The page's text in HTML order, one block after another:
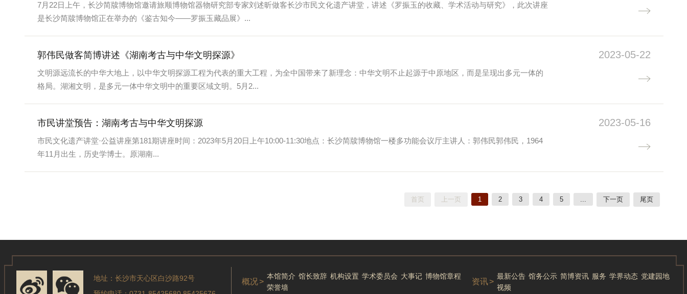
7月22日上午，长沙简牍博物馆邀请旅顺博物馆器物研究部专家刘述昕做客长沙市民文化遗产讲堂，讲述《罗振玉的收藏、学术活动与研究》，此次讲座
是长沙简牍博物馆正在举办的《鉴古知今——罗振玉藏品展》...
郭伟民做客简博讲述《湖南考古与中华文明探源》
文明源远流长的中华大地上，以中华文明探源工程为代表的重大工程，为全中国带来了新理念：中华文明不止起源于中原地区，而是呈现出多元一体的
格局。湖湘文明，是多元一体中华文明中的重要区域文明。5月2...
2023-05-22
市民讲堂预告：湖南考古与中华文明探源
市民文化遗产讲堂·公益讲座第181期讲座时间：2023年5月20日上午10:00-11:30地点：长沙简牍博物馆一楼多功能会议厅主讲人：郭伟民郭伟民，1964
年11月出生，历史学博士。原湖南...
2023-05-16
首页 上一页 1 2 3 4 5 ... 下一页 尾页
地址：长沙市天心区白沙路92号
概况 >
本馆简介 馆长致辞 机构设置 学术委员会 大事记 博物馆章程
荣誉墙
资讯 >
最新公告 馆务公示 简博资讯 服务 学界动态 党建园地
视频